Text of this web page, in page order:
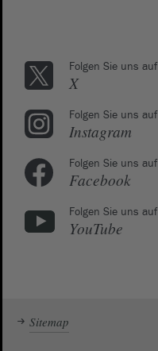
Folgen Sie uns auf
X
Folgen Sie uns auf
Instagram
Folgen Sie uns auf
Facebook
Folgen Sie uns auf
YouTube
Sitemap